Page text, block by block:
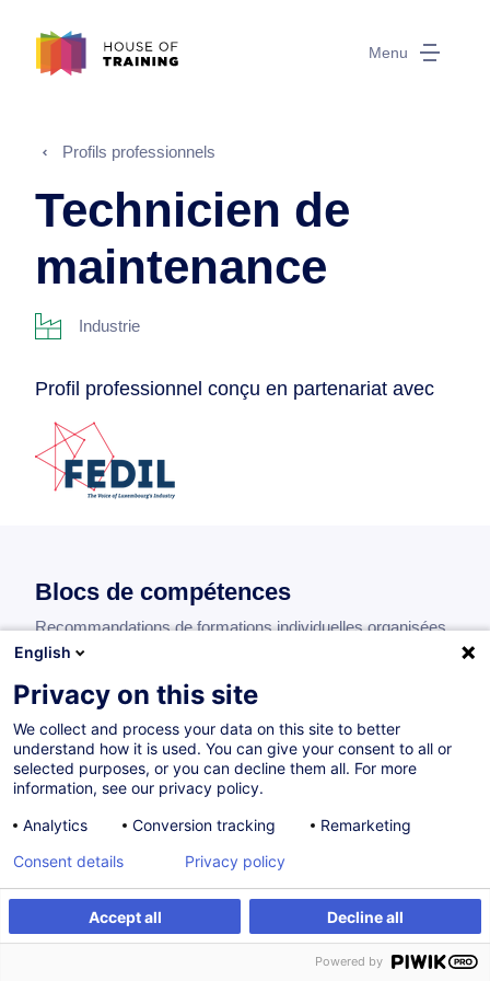
Menu
Profils professionnels
Technicien de
maintenance
Industrie
Profil professionnel conçu en partenariat avec
Blocs de compétences
Recommandations de formations individuelles organisées
par blocs de compétences.
Maîtriser les domaines de compétences
clés de la maintenance
des interventions de maintenance
English
Privacy on this site
We collect and process your data on this site to better
understand how it is used. You can give your consent to all or
selected purposes, or you can decline them all. For more
information, see our privacy policy.
Analytics
Conversion tracking Remarketing
Accept all Decline all
Consent details Privacy policy
Powered by